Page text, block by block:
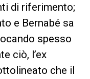
di riferimento;
e Bernabé sa
spesso
ciò, l’ex
che il